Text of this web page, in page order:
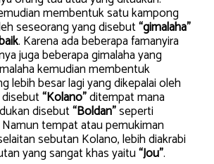
membentuk satu kampong
seseorang yang disebut“gimalaha”
. Karena ada beberapa famanyira
juga beberapa gimalaha yang
kemudian membentuk
lebih besar lagi yang dikepalai oleh
“Kolano”ditempat mana
disebut“Boldan”seperti
Namun tempat atau pemukiman
sebutan Kolano, lebih diakrabi
yang sangat khas yaitu“Jou”.